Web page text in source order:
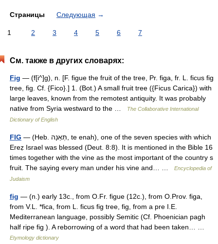
Страницы Следующая →
1 2 3 4 5 6 7
См. также в других словарях:
Fig — (f[i^]g), n. [F. figue the fruit of the tree, Pr. figa, fr. L. ficus fig
tree, fig. Cf. {Fico}.] 1. (Bot.) A small fruit tree ({Ficus Carica}) with
large leaves, known from the remotest antiquity. It was probably
native from Syria westward to the …
The Collaborative International
Dictionary of English
FIG — (Heb. תְּאֵנָה, te enah), one of the seven species with which
Ereẓ Israel was blessed (Deut. 8:8). It is mentioned in the Bible 16
times together with the vine as the most important of the country s
fruit. The saying every man under his vine and… …
Encyclopedia of
Judaism
fig — (n.) early 13c., from O.Fr. figue (12c.), from O.Prov. figa,
from V.L. *fica, from L. ficus fig tree, fig, from a pre I.E.
Mediterranean language, possibly Semitic (Cf. Phoenician pagh
half ripe fig ). A reborrowing of a word that had been taken… …
Etymology dictionary